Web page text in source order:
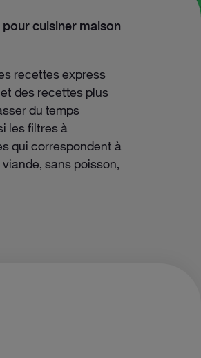
cuisiner maison
recettes express
des recettes plus
du temps
les filtres à
qui correspondent à
sans poisson,